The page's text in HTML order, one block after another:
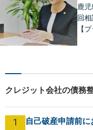
ださ
鹿
回相
【
クレジット会社の債務
1 自己破産申請前に